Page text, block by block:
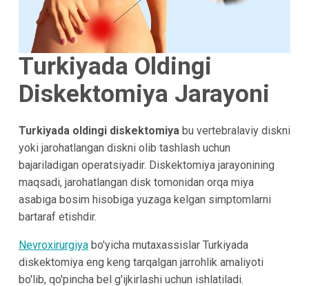
Turkiyada Oldingi
Diskektomiya Jarayoni
Turkiyada oldingi diskektomiya bu vertebralaviy diskni
yoki jarohatlangan diskni olib tashlash uchun
bajariladigan operatsiyadir. Diskektomiya jarayonining
maqsadi, jarohatlangan disk tomonidan orqa miya
asabiga bosim hisobiga yuzaga kelgan simptomlarni
bartaraf etishdir.
Nevroxirurgiyabo'yicha mutaxassislar Turkiyada
diskektomiya eng keng tarqalgan jarrohlik amaliyoti
bo'lib, qo'pincha bel g'ijkirlashi uchun ishlatiladi.